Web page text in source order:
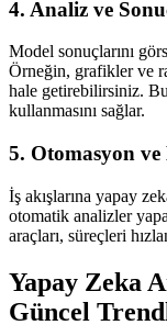
4. Analiz ve
Model sonuçlarını
Örneğin, grafikler ve
hale getirebilirsiniz.
kullanmasını sağlar.
5. Otomasyon
İş akışlarına yapay
otomatik analizler
araçları, süreçleri
Yapay Zeka
Güncel